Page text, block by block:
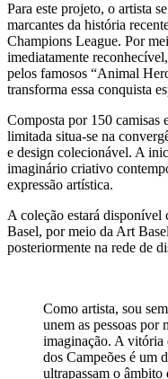
Para este projeto, o artista
marcantes da história
Champions League. Por
imediatamente
pelos famosos “Animal
transforma essa conquista
Composta por 150 camisas
limitada situa-se na
e design colecionável. A
imaginário criativo
expressão artística.
A coleção estará
Basel, por meio da Art
posteriormente na rede de
Como artista, sou
unem as pessoas por
imaginação. A vitória
dos Campeões é um
ultrapassam o âmbito